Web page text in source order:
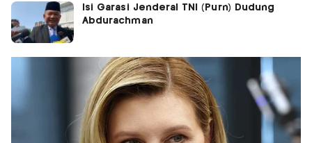
Isi Garasi Jenderal TNI (Purn) Dudung
Abdurachman